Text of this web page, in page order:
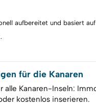
aufbereitet und basiert
für die Kanaren
alle Kanaren-Inseln:
kostenlos inserieren.